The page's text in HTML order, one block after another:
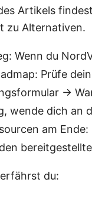
Artikels
zu Alternativen.
Wenn du
Prüfe
→
wende dich an
am
du: